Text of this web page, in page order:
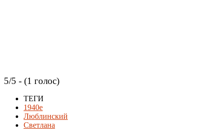
5/5 - (1 голос)
ТЕГИ
1940е
Люблинский
Светлана